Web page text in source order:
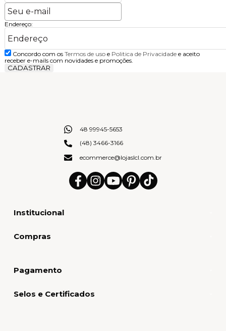
Endereço:
Concordo com os Termos de usoe Politica de Privacidadee aceito
receber e-mails com novidades e promoções.
CADASTRAR
Institucional
Compras
48 99945-5653
(48) 3466-3166
ecommerce@lojaslcl.com.br
Pagamento
Selos e Certificados